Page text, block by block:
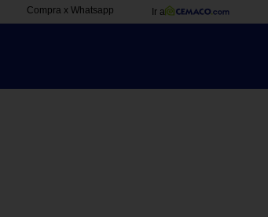
Compra x Whatsapp Ir a